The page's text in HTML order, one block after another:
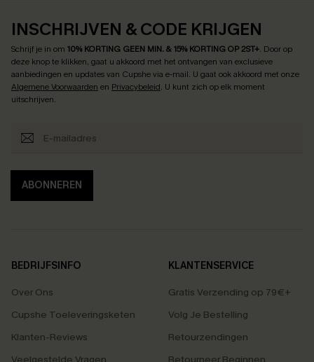
INSCHRIJVEN & CODE KRIJGEN
Schrijf je in om 10% KORTING GEEN MIN. & 15% KORTING OP 2ST+. Door op
deze knop te klikken, gaat u akkoord met het ontvangen van exclusieve
aanbiedingen en updates van Cupshe via e-mail. U gaat ook akkoord met onze
Algemene Voorwaarden en Privacybeleid. U kunt zich op elk moment
uitschrijven.
ABONNEREN
BEDRIJFSINFO
Over Ons
Cupshe Toeleveringsketen
Klanten-Reviews
KLANTENSERVICE
Gratis Verzending op 79€+
Volg Je Bestelling
Retourzendingen